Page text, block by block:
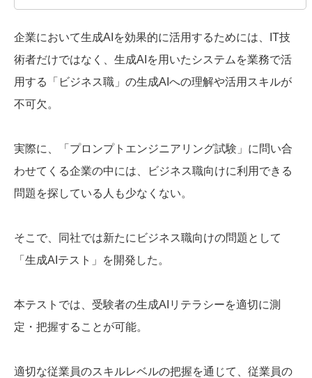
企業において生成AIを効果的に活用するためには、IT技
術者だけではなく、生成AIを用いたシステムを業務で活
用する「ビジネス職」の生成AIへの理解や活用スキルが
不可欠。
実際に、「プロンプトエンジニアリング試験」に問い合
わせてくる企業の中には、ビジネス職向けに利用できる
問題を探している人も少なくない。
そこで、同社では新たにビジネス職向けの問題として
「生成AIテスト」を開発した。
本テストでは、受験者の生成AIリテラシーを適切に測
定・把握することが可能。
適切な従業員のスキルレベルの把握を通じて、従業員の